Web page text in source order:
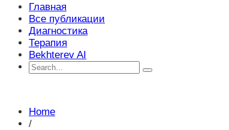
Главная
Все публикации
Диагностика
Терапия
Bekhterev AI
Home
/